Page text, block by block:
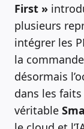
First »
plusieurs
intégrer les
la
désormais
dans les faits
véritable